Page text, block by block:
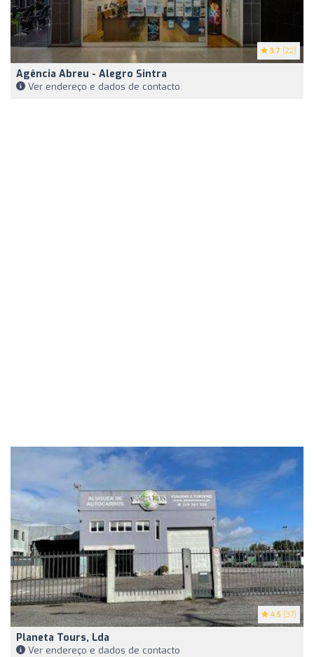
3.7 (22)
Agência Abreu - Alegro Sintra
Ver endereço e dados de contacto
4.5 (37)
Planeta Tours, Lda
Ver endereço e dados de contacto